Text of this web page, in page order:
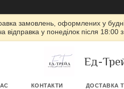
замовлень, оформлених у
відправка у понеділок після
Ед-
КОНТАКТИ ДОСТАВКА